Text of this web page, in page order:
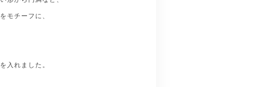
モチーフに、
入れました。